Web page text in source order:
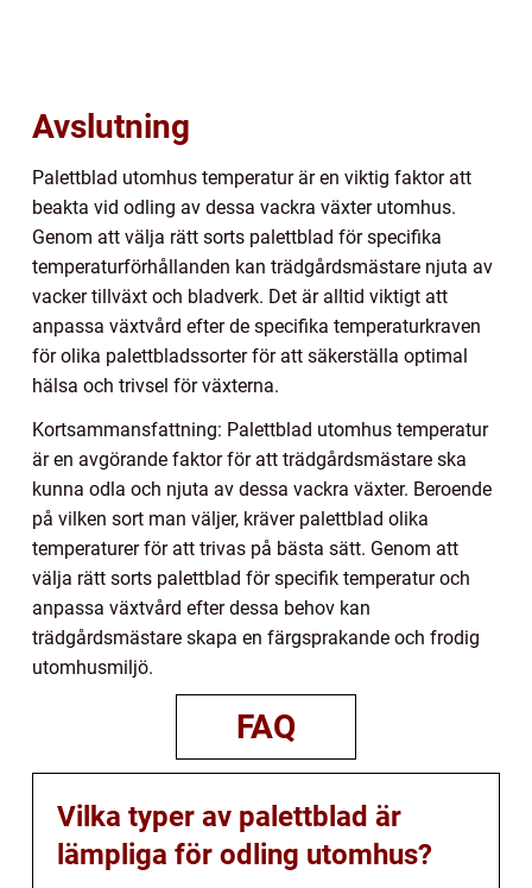
Avslutning
Palettblad utomhus temperatur är en viktig faktor att
beakta vid odling av dessa vackra växter utomhus.
Genom att välja rätt sorts palettblad för specifika
temperaturförhållanden kan trädgårdsmästare njuta av
vacker tillväxt och bladverk. Det är alltid viktigt att
anpassa växtvård efter de specifika temperaturkraven
för olika palettbladssorter för att säkerställa optimal
hälsa och trivsel för växterna.
Kortsammansfattning: Palettblad utomhus temperatur
är en avgörande faktor för att trädgårdsmästare ska
kunna odla och njuta av dessa vackra växter. Beroende
på vilken sort man väljer, kräver palettblad olika
temperaturer för att trivas på bästa sätt. Genom att
välja rätt sorts palettblad för specifik temperatur och
anpassa växtvård efter dessa behov kan
trädgårdsmästare skapa en färgsprakande och frodig
utomhusmiljö.
FAQ
Vilka typer av palettblad är
lämpliga för odling utomhus?